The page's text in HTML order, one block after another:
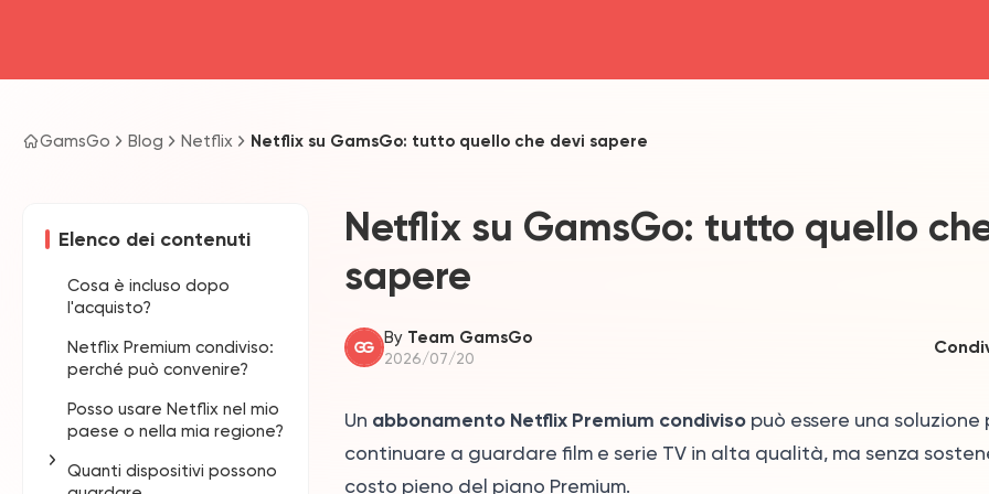
GamsGo Blog Netflix Netflix su GamsGo: tutto quello che devi sapere
Elenco dei contenuti
Cosa è incluso dopo
l'acquisto?
Netflix Premium condiviso:
perché può convenire?
Posso usare Netflix nel mio
paese o nella mia regione?
Quanti dispositivi possono
Netflix su GamsGo: tutto quello
sapere
By Team GamsGo
2026/07/20
Un abbonamento Netflix Premium condiviso può essere una
continuare a guardare film e serie TV in alta qualità, ma senza
costo pieno del piano Premium.